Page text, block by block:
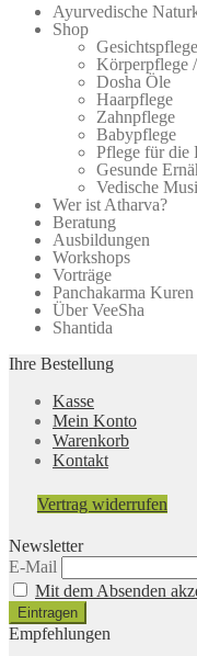
Ayurvedische
Shop
Gesichtspflege
Körperpflege
Dosha Öle
Haarpflege
Zahnpflege
Babypflege
Pflege für die
Gesunde
Vedische
Wer ist Atharva?
Beratung
Ausbildungen
Workshops
Vorträge
Panchakarma Kuren
Über VeeSha
Shantida
Ihre Bestellung
Kasse
Mein Konto
Warenkorb
Kontakt
Vertrag widerrufen
Newsletter
E-Mail
Mit dem Absenden
Empfehlungen